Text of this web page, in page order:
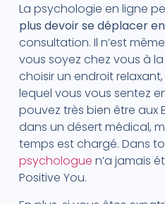
La psychologie en ligne
plus devoir se déplacer
consultation. Il n’est
vous soyez chez vous à
choisir un endroit
lequel vous vous sentez
pouvez très bien être aux
dans un désert médical,
temps est chargé. Dans
psychologue n’a jamais
Positive You.